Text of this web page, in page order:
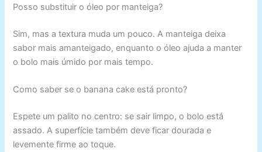
Posso substituir o óleo por manteiga?
Sim, mas a textura muda um pouco. A manteiga deixa
sabor mais amanteigado, enquanto o óleo ajuda a manter
o bolo mais úmido por mais tempo.
Como saber se o banana cake está pronto?
Espete um palito no centro: se sair limpo, o bolo está
assado. A superfície também deve ficar dourada e
levemente firme ao toque.